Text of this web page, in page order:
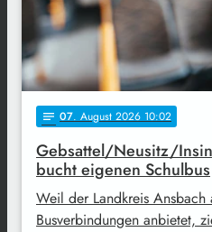
notes 07. August 2026 10:02
Gebsattel/Neusitz/
bucht eigenen Schulbus
Weil der Landkreis Ansbach
Busverbindungen anbietet,